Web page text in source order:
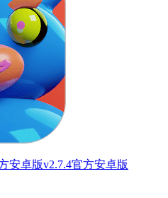
安卓版v2.7.4官方安卓版